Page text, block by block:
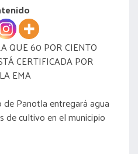
QUE 60 POR CIENTO
CERTIFICADA POR
EMA
Panotla entregará agua
de cultivo en el municipio